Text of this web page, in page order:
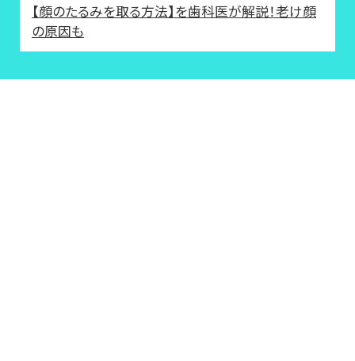
【顔のたるみを取る方法】を歯科医が解説！老け顔
の原因も